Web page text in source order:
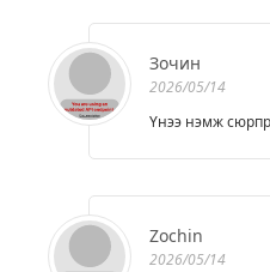
Зочин
2026/05/14
Үнээ нэмж
Zochin
2026/05/14